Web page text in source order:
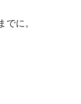
でに。